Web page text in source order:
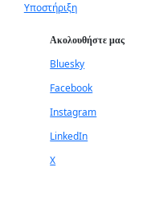
Υποστήριξη
Ακολουθήστε μας
Bluesky
Facebook
Instagram
LinkedIn
X